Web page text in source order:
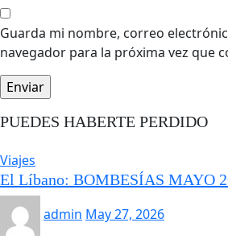
Guarda mi nombre, correo
navegador para la próxima vez que
PUEDES HABERTE PERDIDO
Viajes
El Líbano: BOMBESÍAS MAYO
admin May 27, 2026